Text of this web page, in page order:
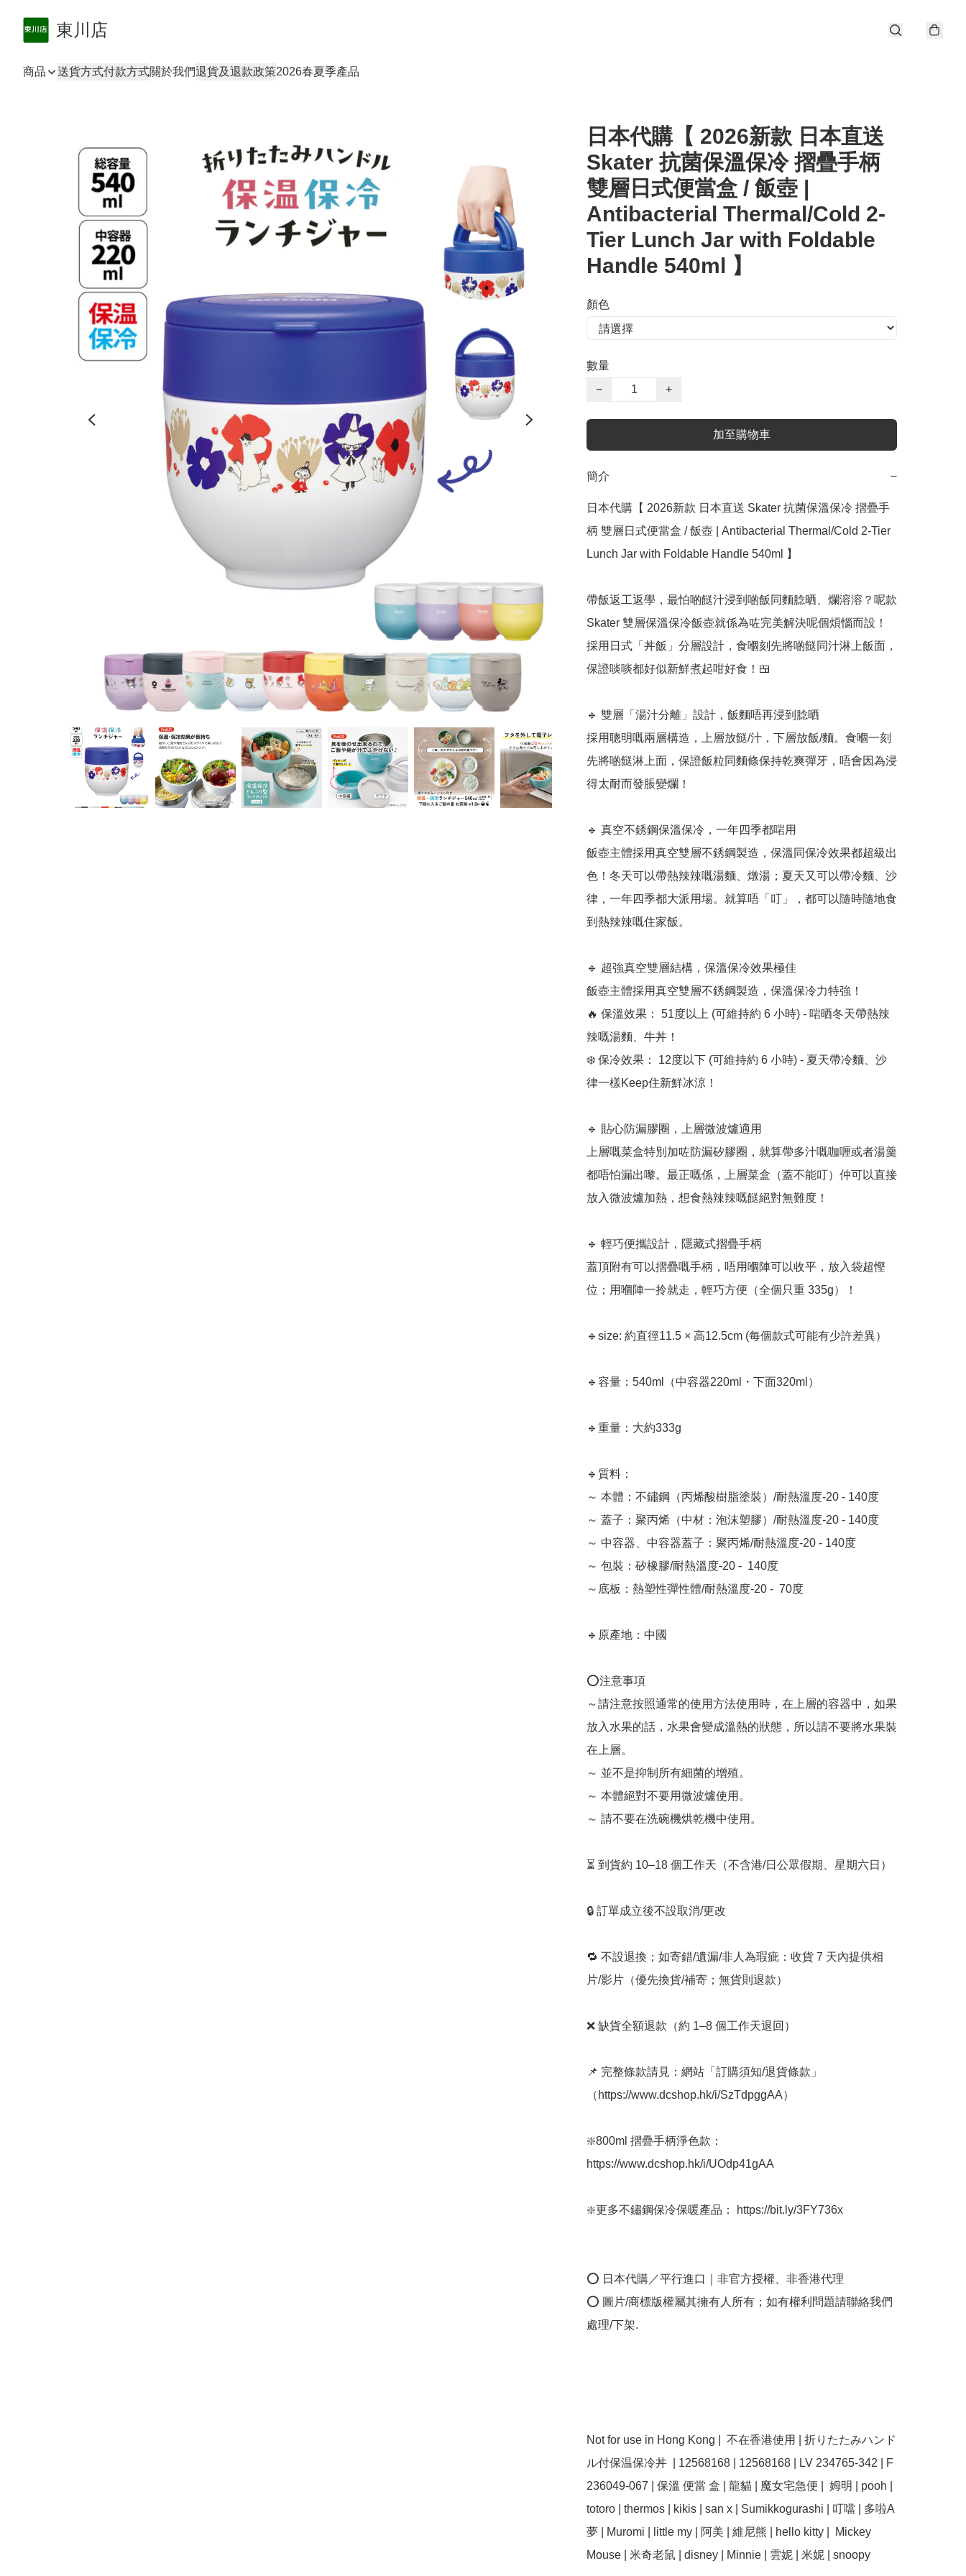
東川店
商品 送貨方式付款方式關於我們退貨及退款政策2026春夏季產品
日本代購【 2026新款 日本直送
Skater 抗菌保溫保冷 摺疊手柄
雙層日式便當盒 / 飯壺 |
Antibacterial Thermal/Cold 2-
Tier Lunch Jar with Foldable
Handle 540ml 】
顏色
數量
−
+
加至購物車
簡介 −
日本代購【 2026新款 日本直送 Skater 抗菌保溫保冷 摺疊手
柄 雙層日式便當盒 / 飯壺 | Antibacterial Thermal/Cold 2-Tier
Lunch Jar with Foldable Handle 540ml 】
帶飯返工返學，最怕啲餸汁浸到啲飯同麵腍晒、爛溶溶？呢款
Skater 雙層保溫保冷飯壺就係為咗完美解決呢個煩惱而設！
採用日式「丼飯」分層設計，食嗰刻先將啲餸同汁淋上飯面，
保證啖啖都好似新鮮煮起咁好食！🍱
🔹 雙層「湯汁分離」設計，飯麵唔再浸到腍晒
採用聰明嘅兩層構造，上層放餸/汁，下層放飯/麵。食嗰一刻
先將啲餸淋上面，保證飯粒同麵條保持乾爽彈牙，唔會因為浸
得太耐而發脹變爛！
🔹 真空不銹鋼保溫保冷，一年四季都啱用
飯壺主體採用真空雙層不銹鋼製造，保溫同保冷效果都超級出
色！冬天可以帶熱辣辣嘅湯麵、燉湯；夏天又可以帶冷麵、沙
律，一年四季都大派用場。就算唔「叮」，都可以隨時隨地食
到熱辣辣嘅住家飯。
🔹 超強真空雙層結構，保溫保冷效果極佳
飯壺主體採用真空雙層不銹鋼製造，保溫保冷力特強！
🔥 保溫效果： 51度以上 (可維持約 6 小時) - 啱晒冬天帶熱辣
辣嘅湯麵、牛丼！
❄️ 保冷效果： 12度以下 (可維持約 6 小時) - 夏天帶冷麵、沙
律一樣Keep住新鮮冰涼！
🔹 貼心防漏膠圈，上層微波爐適用
上層嘅菜盒特別加咗防漏矽膠圈，就算帶多汁嘅咖喱或者湯羹
都唔怕漏出嚟。最正嘅係，上層菜盒（蓋不能叮）仲可以直接
放入微波爐加熱，想食熱辣辣嘅餸絕對無難度！
🔹 輕巧便攜設計，隱藏式摺疊手柄
蓋頂附有可以摺疊嘅手柄，唔用嗰陣可以收平，放入袋超慳
位；用嗰陣一拎就走，輕巧方便（全個只重 335g）！
🔹size: 約直徑11.5 × 高12.5cm (每個款式可能有少許差異）
🔹容量：540ml（中容器220ml・下面320ml）
🔹重量：大約333g
🔹質料：
～ 本體：不鏽鋼（丙烯酸樹脂塗裝）/耐熱溫度-20 - 140度
～ 蓋子：聚丙烯（中材：泡沫塑膠）/耐熱溫度-20 - 140度
～ 中容器、中容器蓋子：聚丙烯/耐熱溫度-20 - 140度
～ 包裝：矽橡膠/耐熱溫度-20 -  140度
～底板：熱塑性彈性體/耐熱溫度-20 -  70度
🔹原產地：中國
⭕️注意事項
～請注意按照通常的使用方法使用時，在上層的容器中，如果
放入水果的話，水果會變成溫熱的狀態，所以請不要將水果裝
在上層。
～ 並不是抑制所有細菌的增殖。
～ 本體絕對不要用微波爐使用。
～ 請不要在洗碗機烘乾機中使用。
⏳ 到貨約 10–18 個工作天（不含港/日公眾假期、星期六日）
🔒 訂單成立後不設取消/更改
🔁 不設退換；如寄錯/遺漏/非人為瑕疵：收貨 7 天內提供相
片/影片（優先換貨/補寄；無貨則退款）
❌ 缺貨全額退款（約 1–8 個工作天退回）
📌 完整條款請見：網站「訂購須知/退貨條款」
（https://www.dcshop.hk/i/SzTdpggAA）
❇️800ml 摺疊手柄淨色款：
https://www.dcshop.hk/i/UOdp41gAA
❇️更多不鏽鋼保冷保暖產品： https://bit.ly/3FY736x
⭕ 日本代購／平行進口｜非官方授權、非香港代理
⭕ 圖片/商標版權屬其擁有人所有；如有權利問題請聯絡我們
處理/下架.
Not for use in Hong Kong |  不在香港使用 | 折りたたみハンド
ル付保温保冷丼  | 12568168 | 12568168 | LV 234765-342 | F
236049-067 | 保溫 便當 盒 | 龍貓 | 魔女宅急便 |  姆明 | pooh |
totoro | thermos | kikis | san x | Sumikkogurashi | 叮噹 | 多啦A
夢 | Muromi | little my | 阿美 | 維尼熊 | hello kitty |  Mickey